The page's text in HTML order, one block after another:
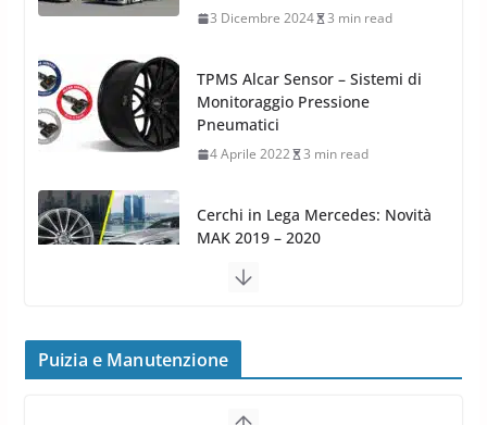
4 Aprile 2022 3 min read
Cerchi in Lega Mercedes: Novità
MAK 2019 – 2020
16 Settembre 2019
MAK FIVESTAR (2019)
24 Luglio 2019 1 min read
8 Aprile 2026 7 min read
Puizia e Manutenzione